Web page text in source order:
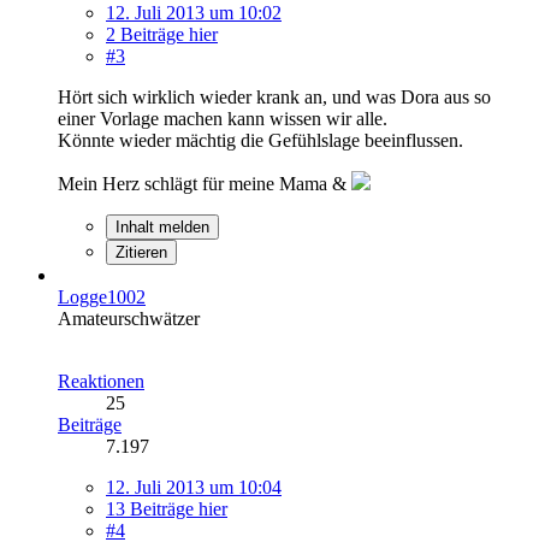
12. Juli 2013 um 10:02
2 Beiträge hier
#3
Hört sich wirklich wieder krank an, und was Dora aus so
einer Vorlage machen kann wissen wir alle.
Könnte wieder mächtig die Gefühlslage beeinflussen.
Mein Herz schlägt für meine Mama &
Inhalt melden
Zitieren
Logge1002
Amateurschwätzer
Reaktionen
25
Beiträge
7.197
12. Juli 2013 um 10:04
13 Beiträge hier
#4